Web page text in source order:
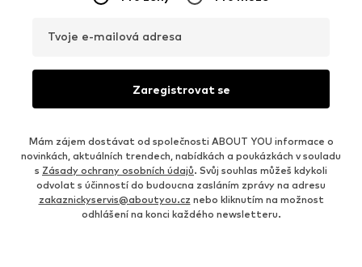
Tvoje e-mailová adresa
Zaregistrovat se
Mám zájem dostávat od společnosti ABOUT YOU informace o
novinkách, aktuálních trendech, nabídkách a poukázkách v souladu
s Zásady ochrany osobních údajů. Svůj souhlas můžeš kdykoli
odvolat s účinností do budoucna zasláním zprávy na adresu
zakaznickyservis@aboutyou.cz nebo kliknutím na možnost
odhlášení na konci každého newsletteru.